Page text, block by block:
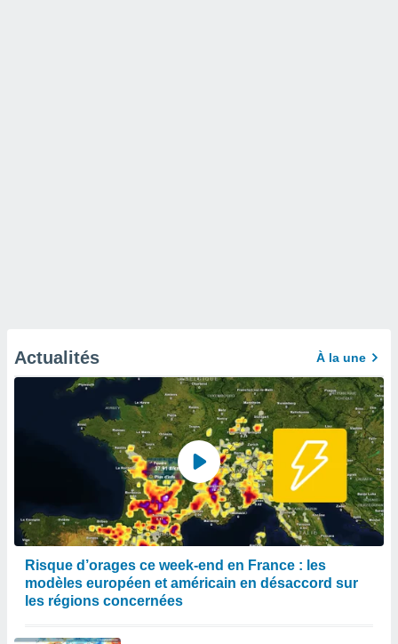
Actualités À la une
Risque d’orages ce week-end en France : les
modèles européen et américain en désaccord sur
les régions concernées